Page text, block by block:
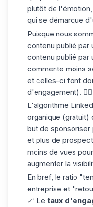
plutôt de
qui se démarque
Puisque nous
contenu publié par
contenu publié par
commente moins
et celles-ci font
d'engagement). 👎🏼
L'algorithme
organique (gratuit)
but de sponsoriser
et plus de
moins de vues
augmenter la
En bref, le ratio
entreprise et
📈 Le taux